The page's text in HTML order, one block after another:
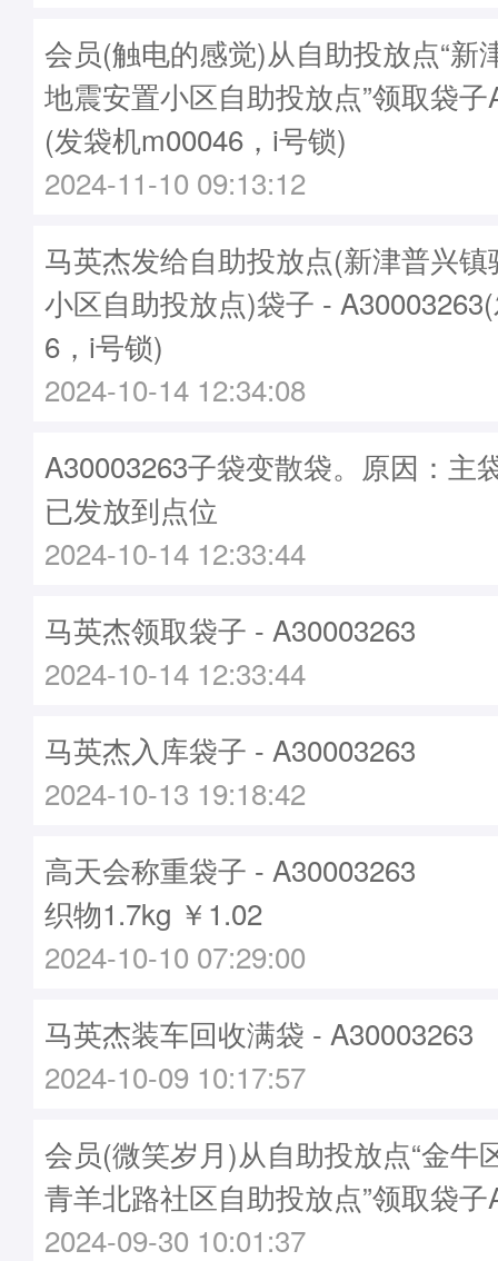
会员(触电的感觉)从自助投放点“新
地震安置小区自助投放点”领取袋子
(发袋机m00046，i号锁)
2024-11-10 09:13:12
马英杰发给自助投放点(新津普兴
小区自助投放点)袋子 -
6，i号锁)
2024-10-14 12:34:08
A30003263子袋变散袋。原因：主
已发放到点位
2024-10-14 12:33:44
马英杰领取袋子 - A30003263
2024-10-14 12:33:44
马英杰入库袋子 - A30003263
2024-10-13 19:18:42
高天会称重袋子 - A30003263
织物1.7kg ￥1.02
2024-10-10 07:29:00
马英杰装车回收满袋 - A30003263
2024-10-09 10:17:57
会员(微笑岁月)从自助投放点“金牛
青羊北路社区自助投放点”领取袋子
2024-09-30 10:01:37